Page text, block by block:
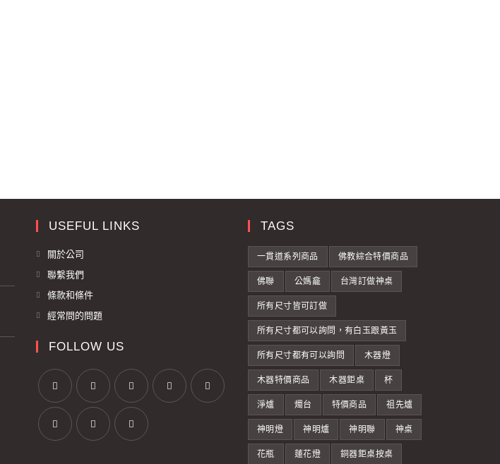
USEFUL LINKS
關於公司
聯繫我們
條款和條件
經常問的問題
FOLLOW US
TAGS
一貫道系列商品 佛教綜合特價商品
佛聯 公媽龕 台灣訂做神桌
所有尺寸皆可訂做
所有尺寸都可以詢問，有白玉跟黃玉
所有尺寸都有可以詢問 木器燈
木器特價商品 木器鉅桌 杯
淨爐 燭台 特價商品 祖先爐
神明燈 神明爐 神明聯 神桌
花瓶 蓮花燈 銅器鉅桌按桌